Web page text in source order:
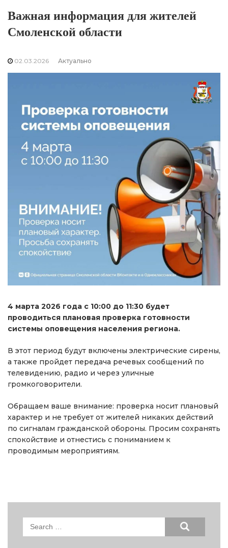
Важная информация для жителей
Смоленской области
02.03.2026 Актуально
4 марта 2026 года с 10:00 до 11:30 будет
проводиться плановая проверка готовности
системы оповещения населения региона.
В этот период будут включены электрические сирены,
а также пройдет передача речевых сообщений по
телевидению, радио и через уличные
громкоговорители.
Обращаем ваше внимание: проверка носит плановый
характер и не требует от жителей никаких действий
по сигналам гражданской обороны. Просим сохранять
спокойствие и отнестись с пониманием к
проводимым мероприятиям.
Search